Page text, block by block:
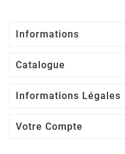
Informations
Catalogue
Informations Légales
Votre Compte